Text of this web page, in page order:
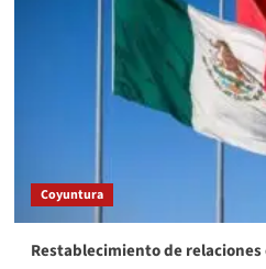
Coyuntura
Restablecimiento de